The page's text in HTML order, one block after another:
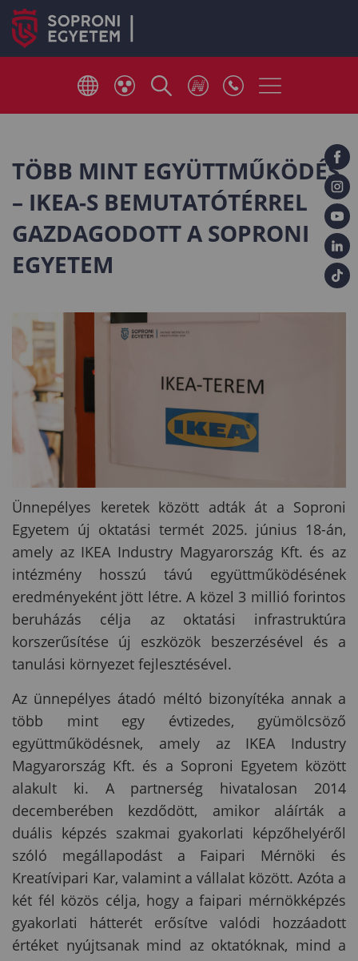
TÖBB MINT EGYÜTTMŰKÖDÉS
– IKEA-S BEMUTATÓTÉRREL
GAZDAGODOTT A SOPRONI
EGYETEM
Ünnepélyes keretek között adták át a Soproni
Egyetem új oktatási termét 2025. június 18-án,
amely az IKEA Industry Magyarország Kft. és az
intézmény hosszú távú együttműködésének
eredményeként jött létre. A közel 3 millió forintos
beruházás célja az oktatási infrastruktúra
korszerűsítése új eszközök beszerzésével és a
tanulási környezet fejlesztésével.
Az ünnepélyes átadó méltó bizonyítéka annak a
több mint egy évtizedes, gyümölcsöző
együttműködésnek, amely az IKEA Industry
Magyarország Kft. és a Soproni Egyetem között
alakult ki. A partnerség hivatalosan 2014
decemberében kezdődött, amikor aláírták a
duális képzés szakmai gyakorlati képzőhelyéről
szóló megállapodást a Faipari Mérnöki és
Kreatívipari Kar, valamint a vállalat között. Azóta a
két fél közös célja, hogy a faipari mérnökképzés
gyakorlati hátterét erősítve valódi hozzáadott
értéket nyújtsanak mind az oktatóknak, mind a